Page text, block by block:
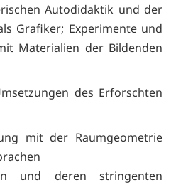
Autodidaktik und der
Grafiker; Experimente und
Materialien der Bildenden
des Erforschten
mit der Raumgeometrie
und deren stringenten